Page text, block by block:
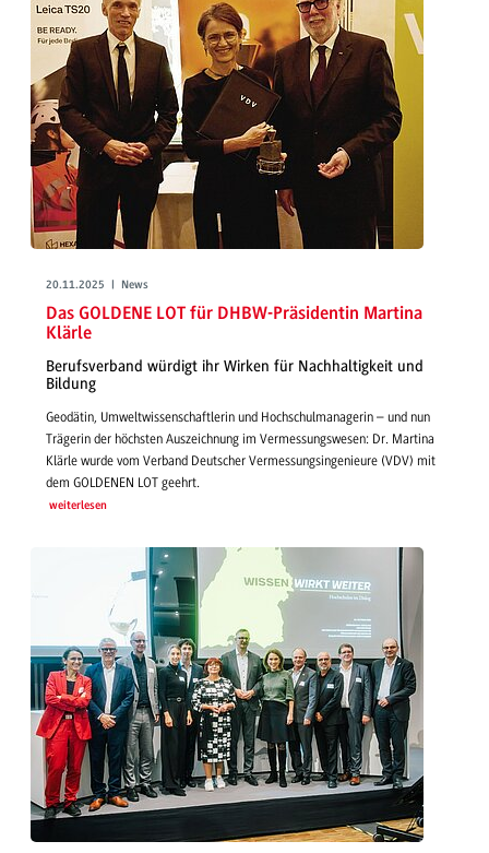
20.11.2025 | News
Das GOLDENE LOT für DHBW-Präsidentin Martina
Klärle
Berufsverband würdigt ihr Wirken für Nachhaltigkeit und
Bildung
Geodätin, Umweltwissenschaftlerin und Hochschulmanagerin – und nun
Trägerin der höchsten Auszeichnung im Vermessungswesen: Dr. Martina
Klärle wurde vom Verband Deutscher Vermessungsingenieure (VDV) mit
dem GOLDENEN LOT geehrt.
weiterlesen